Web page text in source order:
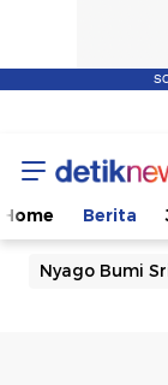
Home Berita
Nyago Bumi